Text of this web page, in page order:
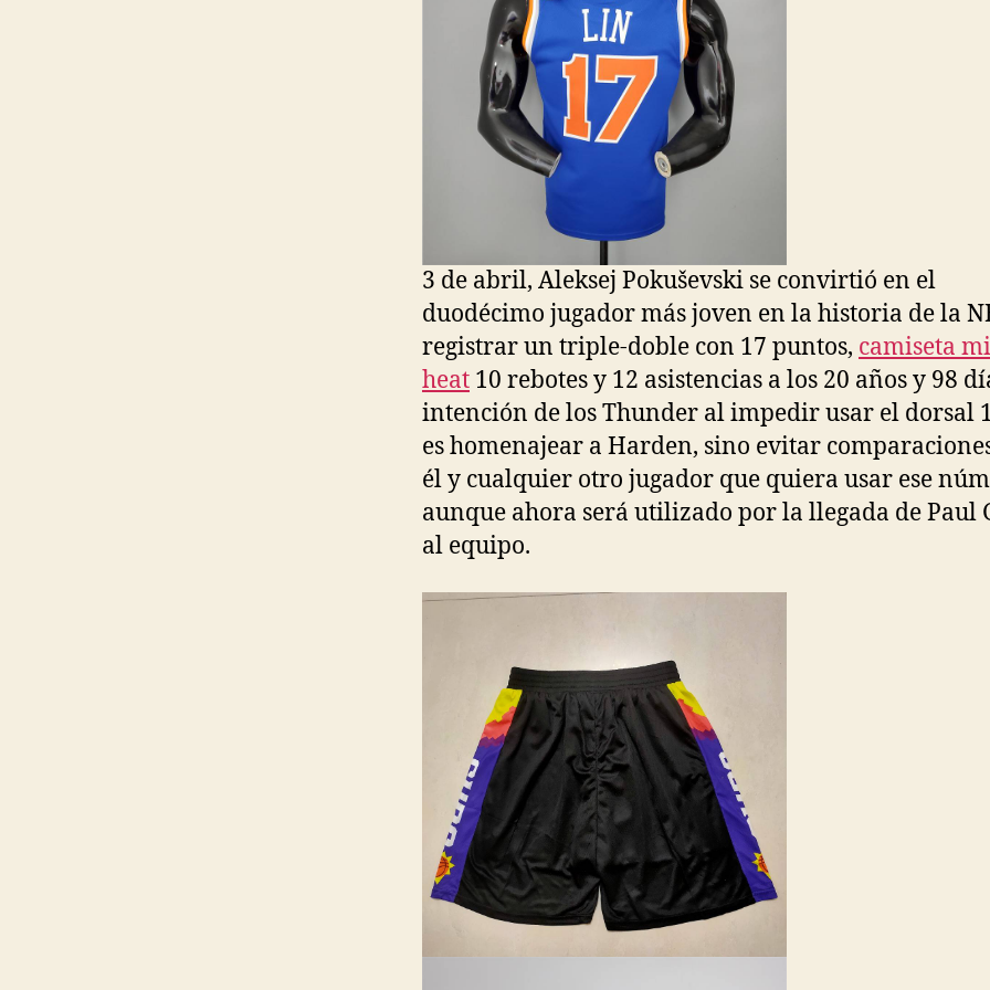
3 de abril, Aleksej Pokuševski se convirtió en el
duodécimo jugador más joven en la historia de la
registrar un triple-doble con 17 puntos, camiseta
heat 10 rebotes y 12 asistencias a los 20 años y 98
intención de los Thunder al impedir usar el dorsal
es homenajear a Harden, sino evitar
él y cualquier otro jugador que quiera usar ese
aunque ahora será utilizado por la llegada de Paul
al equipo.